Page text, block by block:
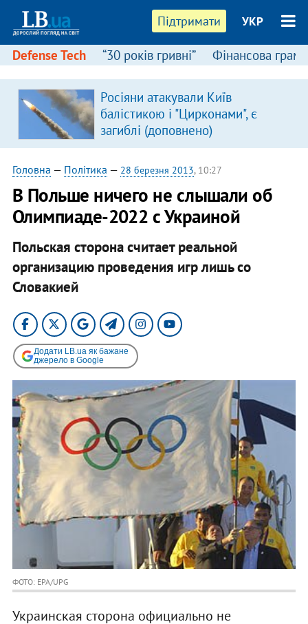
Підтримати УКР
Defense Tech “30 років гривні” Фінансова
Росіяни атакували Київ
балістикою і "Цирконами", є
загиблі (доповнено)
Головна — Політика — 28 березня 2013, 10:27
В Польше ничего не слышали об
Олимпиаде-2022 с Украиной
Польская сторона считает реальной
организацию проведения игр лишь со
Словакией
Додати LB.ua як бажане
джерело в Google
ФОТО: EPA/UPG
Украинская сторона официально не